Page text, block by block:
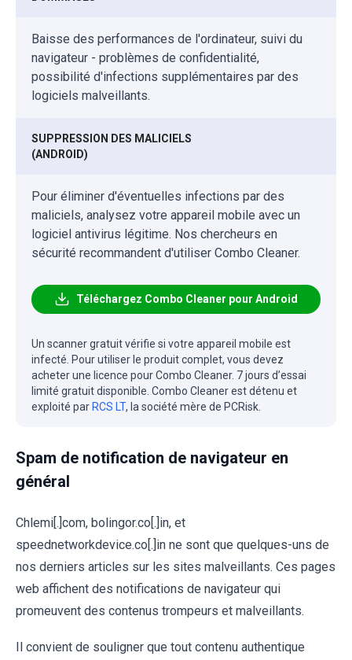
Baisse des performances de l'ordinateur, suivi du
navigateur - problèmes de confidentialité,
possibilité d'infections supplémentaires par des
logiciels malveillants.
SUPPRESSION DES MALICIELS
(ANDROID)
Pour éliminer d'éventuelles infections par des
maliciels, analysez votre appareil mobile avec un
logiciel antivirus légitime. Nos chercheurs en
sécurité recommandent d'utiliser Combo Cleaner.
Téléchargez Combo Cleaner pour Android
Un scanner gratuit vérifie si votre appareil mobile est
infecté. Pour utiliser le produit complet, vous devez
acheter une licence pour Combo Cleaner. 7 jours d’essai
limité gratuit disponible. Combo Cleaner est détenu et
exploité par RCS LT, la société mère de PCRisk.
Spam de notification de navigateur en
général
Chlemi[.]com, bolingor.co[.]in, et
speednetworkdevice.co[.]in ne sont que quelques-uns de
nos derniers articles sur les sites malveillants. Ces pages
web affichent des notifications de navigateur qui
promeuvent des contenus trompeurs et malveillants.
Il convient de souligner que tout contenu authentique